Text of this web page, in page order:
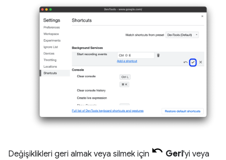
Değişiklikleri geri almak veya silmek için Geri'yi veya